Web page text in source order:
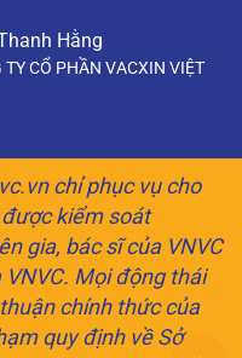
Hằng
TY CỔ PHẦN VACXIN VIỆT
chỉ phục vụ cho
kiểm soát
gia, bác sĩ của VNVC
Mọi động thái
chính thức của
quy định về Sở